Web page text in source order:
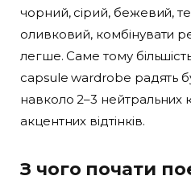
чорний, сірий, бежевий,
оливковий, комбінувати
легше. Саме тому
capsule wardrobe радять
навколо 2–3 нейтральних
акцентних відтінків.
З чого почати